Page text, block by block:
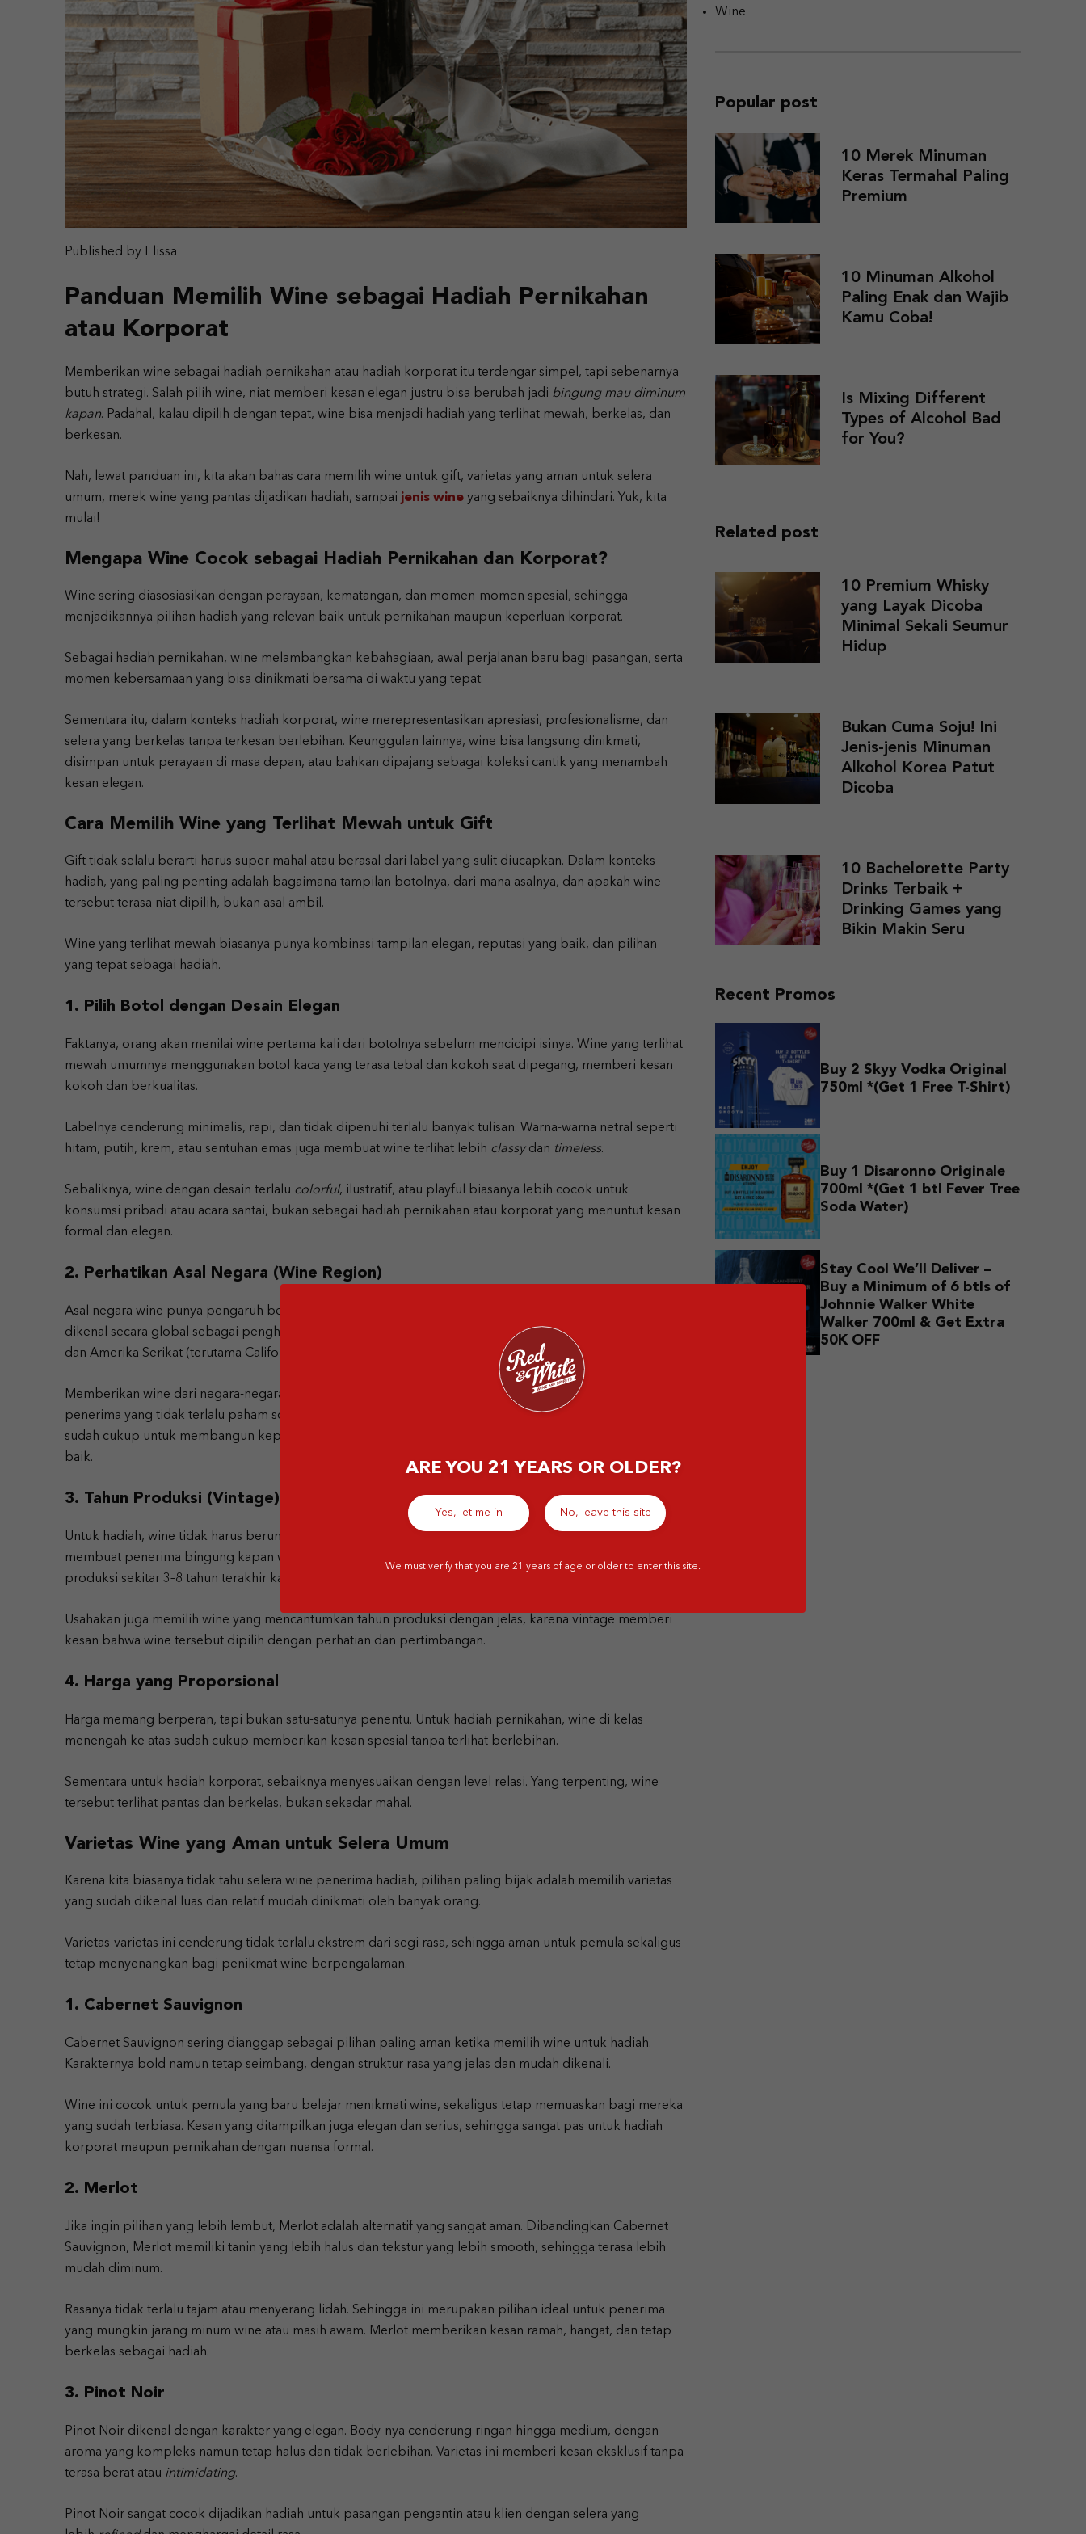
Published by Elissa
Panduan Memilih Wine sebagai Hadiah Pernikahan
atau Korporat
Memberikan wine sebagai hadiah pernikahan atau hadiah korporat itu terdengar simpel, tapi sebenarnya
butuh strategi. Salah pilih wine, niat memberi kesan elegan justru bisa berubah jadi bingung mau diminum
kapan. Padahal, kalau dipilih dengan tepat, wine bisa menjadi hadiah yang terlihat mewah, berkelas, dan
berkesan.
Nah, lewat panduan ini, kita akan bahas cara memilih wine untuk gift, varietas yang aman untuk selera
umum, merek wine yang pantas dijadikan hadiah, sampai jenis wine yang sebaiknya dihindari. Yuk, kita
mulai!
Mengapa Wine Cocok sebagai Hadiah Pernikahan dan Korporat?
Wine sering diasosiasikan dengan perayaan, kematangan, dan momen-momen spesial, sehingga
menjadikannya pilihan hadiah yang relevan baik untuk pernikahan maupun keperluan korporat.
Sebagai hadiah pernikahan, wine melambangkan kebahagiaan, awal perjalanan baru bagi pasangan, serta
momen kebersamaan yang bisa dinikmati bersama di waktu yang tepat.
Sementara itu, dalam konteks hadiah korporat, wine merepresentasikan apresiasi, profesionalisme, dan
selera yang berkelas tanpa terkesan berlebihan. Keunggulan lainnya, wine bisa langsung dinikmati,
disimpan untuk perayaan di masa depan, atau bahkan dipajang sebagai koleksi cantik yang menambah
kesan elegan.
Cara Memilih Wine yang Terlihat Mewah untuk Gift
Gift tidak selalu berarti harus super mahal atau berasal dari label yang sulit diucapkan. Dalam konteks
hadiah, yang paling penting adalah bagaimana tampilan botolnya, dari mana asalnya, dan apakah wine
tersebut terasa niat dipilih, bukan asal ambil.
Wine yang terlihat mewah biasanya punya kombinasi tampilan elegan, reputasi yang baik, dan pilihan
yang tepat sebagai hadiah.
1. Pilih Botol dengan Desain Elegan
Faktanya, orang akan menilai wine pertama kali dari botolnya sebelum mencicipi isinya. Wine yang terlihat
mewah umumnya menggunakan botol kaca yang terasa tebal dan kokoh saat dipegang, memberi kesan
kokoh dan berkualitas.
Labelnya cenderung minimalis, rapi, dan tidak dipenuhi terlalu banyak tulisan. Warna-warna netral seperti
hitam, putih, krem, atau sentuhan emas juga membuat wine terlihat lebih classy dan timeless.
Sebaliknya, wine dengan desain terlalu colorful, ilustratif, atau playful biasanya lebih cocok untuk
konsumsi pribadi atau acara santai, bukan sebagai hadiah pernikahan atau korporat yang menuntut kesan
formal dan elegan.
2. Perhatikan Asal Negara (Wine Region)
Asal negara wine punya pengaruh besar terhadap persepsi kualitas. Beberapa negara memang sudah
dikenal secara global sebagai penghasil wine berkualitas, seperti Prancis, Italia, Spanyol, Australia, Chile,
dan Amerika Serikat (terutama California).
Memberikan wine dari negara-negara ini otomatis memberi kesan aman dan berkelas, bahkan untuk
penerima yang tidak terlalu paham soal wine. Tanpa perlu penjelasan panjang, nama negara tersebut
sudah cukup untuk membangun kepercayaan bahwa wine yang diberikan memiliki standar kualitas yang
baik.
3. Tahun Produksi (Vintage) yang Masuk Akal
Untuk hadiah, wine tidak harus berumur sangat tua. Justru wine dengan vintage yang terlalu lama bisa
membuat penerima bingung kapan waktu terbaik untuk membukanya. Idealnya, pilih wine dengan tahun
produksi sekitar 3–8 tahun terakhir karena umumnya sudah siap diminum dan tetap terasa eksklusif.
Usahakan juga memilih wine yang mencantumkan tahun produksi dengan jelas, karena vintage memberi
kesan bahwa wine tersebut dipilih dengan perhatian dan pertimbangan.
4. Harga yang Proporsional
Harga memang berperan, tapi bukan satu-satunya penentu. Untuk hadiah pernikahan, wine di kelas
menengah ke atas sudah cukup memberikan kesan spesial tanpa terlihat berlebihan.
Sementara untuk hadiah korporat, sebaiknya menyesuaikan dengan level relasi. Yang terpenting, wine
tersebut terlihat pantas dan berkelas, bukan sekadar mahal.
Varietas Wine yang Aman untuk Selera Umum
Karena kita biasanya tidak tahu selera wine penerima hadiah, pilihan paling bijak adalah memilih varietas
yang sudah dikenal luas dan relatif mudah dinikmati oleh banyak orang.
Varietas-varietas ini cenderung tidak terlalu ekstrem dari segi rasa, sehingga aman untuk pemula sekaligus
tetap menyenangkan bagi penikmat wine berpengalaman.
1. Cabernet Sauvignon
Cabernet Sauvignon sering dianggap sebagai pilihan paling aman ketika memilih wine untuk hadiah.
Karakternya bold namun tetap seimbang, dengan struktur rasa yang jelas dan mudah dikenali.
Wine ini cocok untuk pemula yang baru belajar menikmati wine, sekaligus tetap memuaskan bagi mereka
yang sudah terbiasa. Kesan yang ditampilkan juga elegan dan serius, sehingga sangat pas untuk hadiah
korporat maupun pernikahan dengan nuansa formal.
2. Merlot
Jika ingin pilihan yang lebih lembut, Merlot adalah alternatif yang sangat aman. Dibandingkan Cabernet
Sauvignon, Merlot memiliki tanin yang lebih halus dan tekstur yang lebih smooth, sehingga terasa lebih
mudah diminum.
Rasanya tidak terlalu tajam atau menyerang lidah. Sehingga ini merupakan pilihan ideal untuk penerima
yang mungkin jarang minum wine atau masih awam. Merlot memberikan kesan ramah, hangat, dan tetap
berkelas sebagai hadiah.
3. Pinot Noir
Pinot Noir dikenal dengan karakter yang elegan. Body-nya cenderung ringan hingga medium, dengan
aroma yang kompleks namun tetap halus dan tidak berlebihan. Varietas ini memberi kesan eksklusif tanpa
terasa berat atau intimidating.
Pinot Noir sangat cocok dijadikan hadiah untuk pasangan pengantin atau klien dengan selera yang
Wine
Popular post
10 Merek Minuman
Keras Termahal Paling
Premium
10 Minuman Alkohol
Paling Enak dan Wajib
Kamu Coba!
Is Mixing Different
Types of Alcohol Bad
for You?
Related post
10 Premium Whisky
yang Layak Dicoba
Minimal Sekali Seumur
Hidup
Bukan Cuma Soju! Ini
Jenis-jenis Minuman
Alkohol Korea Patut
Dicoba
10 Bachelorette Party
Drinks Terbaik +
Drinking Games yang
Bikin Makin Seru
Recent Promos
Buy 2 Skyy Vodka Original
750ml *(Get 1 Free T-Shirt)
Buy 1 Disaronno Originale
700ml *(Get 1 btl Fever Tree
Soda Water)
Stay Cool We’ll Deliver –
Buy a Minimum of 6 btls of
Johnnie Walker White
Walker 700ml & Get Extra
50K OFF
ARE YOU 21 YEARS OR OLDER?
Yes, let me in No, leave this site
We must verify that you are 21 years of age or older to enter this site.